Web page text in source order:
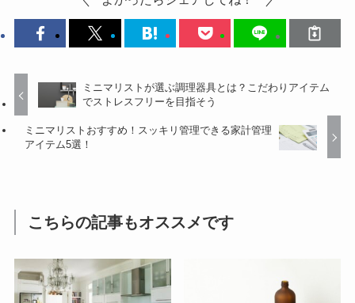
ミニマリストが選ぶ調理器具とは？こだわりアイテム
でストレスフリーを目指そう
ミニマリストおすすめ！スッキリ管理できる家計管理
アイテム5選！
こちらの記事もオススメです